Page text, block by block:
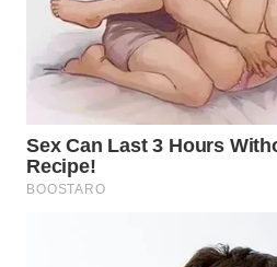
NATUNA
WN
BINTAN
WN
MANDALIKA